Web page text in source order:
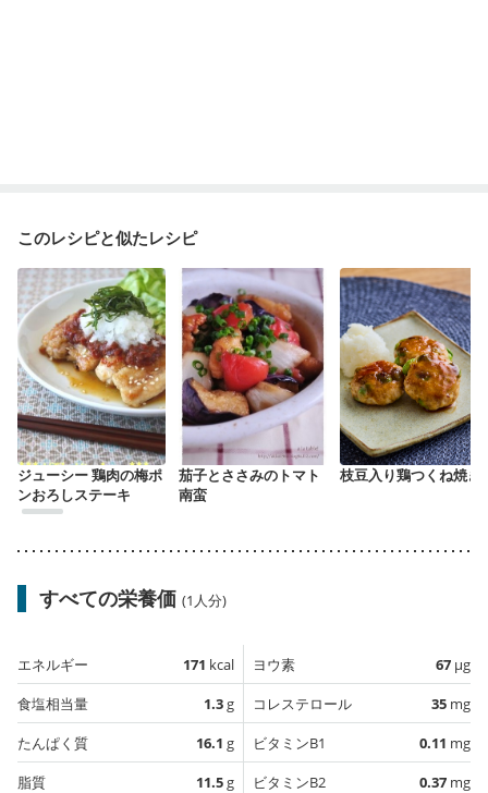
このレシピと似たレシピ
ジューシー 鶏肉の梅ポ
ンおろしステーキ
茄子とささみのトマト
南蛮
枝豆入り鶏つくね焼き
すべての栄養価 (1人分)
エネルギー 171 kcal
食塩相当量
1.3g
たんぱく質
16.1 g
脂質
11.5g
ヨウ素 67 µg
コレステロール
35 mg
ビタミンB1
0.11 mg
ビタミンB2
0.37 mg